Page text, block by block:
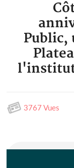
Public,
3767 Vues